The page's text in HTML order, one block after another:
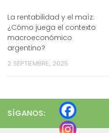
La rentabilidad y el maíz:
¿Cómo juega el contexto
macroeconómico
argentino?
2 SEPTIEMBRE, 2025
SÍGANOS: